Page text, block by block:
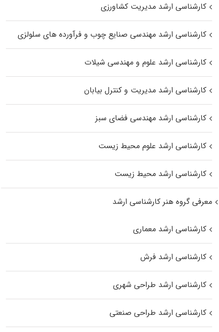
کارشناسی ارشد مدیریت کشاورزی
کارشناسی ارشد مهندسی صنایع چوب و فرآورده‌ های سلولزی
کارشناسی ارشد علوم و مهندسی شیلات
کارشناسی ارشد مدیریت و کنترل بیابان
کارشناسی ارشد مهندسی فضای سبز
کارشناسی ارشد علوم محیط‌ زیست
کارشناسی ارشد محیط زیست
معرفی گروه هنر کارشناسی ارشد
کارشناسی ارشد معماری
کارشناسی ارشد فرش
کارشناسی ارشد طراحی شهری
کارشناسی ارشد طراحی صنعتی